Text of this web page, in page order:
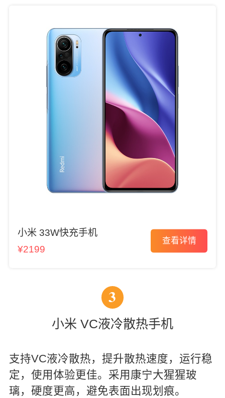
小米 33W快充手机
¥2199
查看详情
3
小米 VC液冷散热手机
支持VC液冷散热，提升散热速度，运行稳
定，使用体验更佳。采用康宁大猩猩玻
璃，硬度更高，避免表面出现划痕。